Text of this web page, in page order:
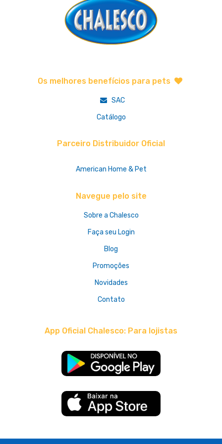
Os melhores benefícios para pets
SAC
Catálogo
Parceiro Distribuidor Oficial
American Home & Pet
Navegue pelo site
Sobre a Chalesco
Faça seu Login
Blog
Promoções
Novidades
Contato
App Oficial Chalesco: Para lojistas